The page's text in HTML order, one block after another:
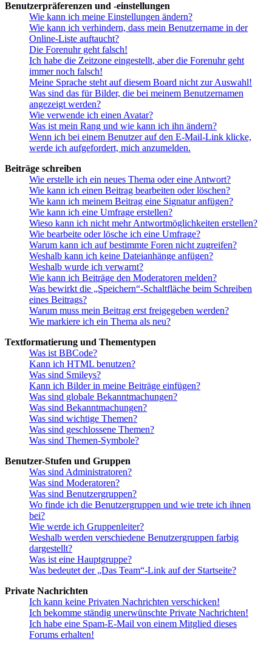
Benutzerpräferenzen und -einstellungen
Wie kann ich meine Einstellungen ändern?
Wie kann ich verhindern, dass mein Benutzername in der
Online-Liste auftaucht?
Die Forenuhr geht falsch!
Ich habe die Zeitzone eingestellt, aber die Forenuhr geht
immer noch falsch!
Meine Sprache steht auf diesem Board nicht zur Auswahl!
Was sind das für Bilder, die bei meinem Benutzernamen
angezeigt werden?
Wie verwende ich einen Avatar?
Was ist mein Rang und wie kann ich ihn ändern?
Wenn ich bei einem Benutzer auf den E-Mail-Link klicke,
werde ich aufgefordert, mich anzumelden.
Beiträge schreiben
Wie erstelle ich ein neues Thema oder eine Antwort?
Wie kann ich einen Beitrag bearbeiten oder löschen?
Wie kann ich meinem Beitrag eine Signatur anfügen?
Wie kann ich eine Umfrage erstellen?
Wieso kann ich nicht mehr Antwortmöglichkeiten erstellen?
Wie bearbeite oder lösche ich eine Umfrage?
Warum kann ich auf bestimmte Foren nicht zugreifen?
Weshalb kann ich keine Dateianhänge anfügen?
Weshalb wurde ich verwarnt?
Wie kann ich Beiträge den Moderatoren melden?
Was bewirkt die „Speichern“-Schaltfläche beim Schreiben
eines Beitrags?
Warum muss mein Beitrag erst freigegeben werden?
Wie markiere ich ein Thema als neu?
Textformatierung und Thementypen
Was ist BBCode?
Kann ich HTML benutzen?
Was sind Smileys?
Kann ich Bilder in meine Beiträge einfügen?
Was sind globale Bekanntmachungen?
Was sind Bekanntmachungen?
Was sind wichtige Themen?
Was sind geschlossene Themen?
Was sind Themen-Symbole?
Benutzer-Stufen und Gruppen
Was sind Administratoren?
Was sind Moderatoren?
Was sind Benutzergruppen?
Wo finde ich die Benutzergruppen und wie trete ich ihnen
bei?
Wie werde ich Gruppenleiter?
Weshalb werden verschiedene Benutzergruppen farbig
dargestellt?
Was ist eine Hauptgruppe?
Was bedeutet der „Das Team“-Link auf der Startseite?
Private Nachrichten
Ich kann keine Privaten Nachrichten verschicken!
Ich bekomme ständig unerwünschte Private Nachrichten!
Ich habe eine Spam-E-Mail von einem Mitglied dieses
Forums erhalten!